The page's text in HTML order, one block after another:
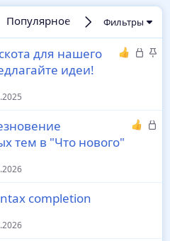
Популярное НовыеФильтры
З
ы
З
е
о
для нашего
идеи!
ы
тем в "Что нового"
completion